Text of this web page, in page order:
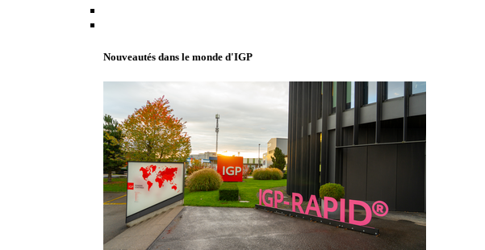
Nouveautés dans le monde d'IGP